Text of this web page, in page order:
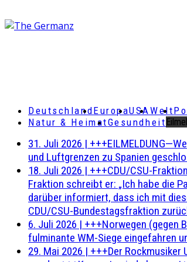
DeutschlandEuropaUSAWelt
Natur & HeimatGesundheit
31. Juli 2026 |
und Luftgrenzen zu Spanien
18. Juli 2026 | +++CDU/CSU-
Fraktion schreibt er: „Ich habe die
darüber informiert, dass ich mit
CDU/CSU-Bundestagsfraktion
6. Juli 2026 | +++Norwegen (gegen
fulminante WM-Siege eingefahren
29. Mai 2026 | +++Der Rockmusiker